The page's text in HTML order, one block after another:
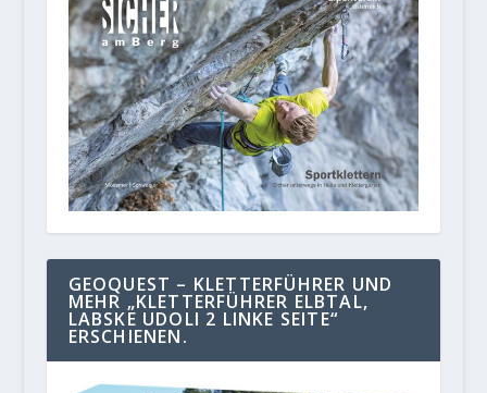
GEOQUEST – KLETTERFÜHRER UND
MEHR „KLETTERFÜHRER ELBTAL,
LABSKE UDOLI 2 LINKE SEITE“
ERSCHIENEN.